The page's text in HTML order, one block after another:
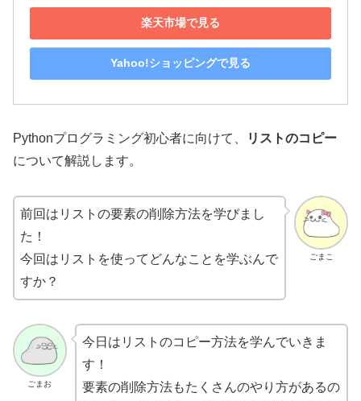
楽天市場で見る
Yahoo!ショッピングで見る
Pythonプログラミング初心者に向けて、
リストのコピー
について解説します。
ごまこ
前回はリストの要素の削除方法を学びまし
た！
今回はリストを使ってどんなことを学ぶんで
すか？
ごまお
今日はリストのコピー方法を学んでいきま
す！
要素の削除方法もたくさんのやり方があるの